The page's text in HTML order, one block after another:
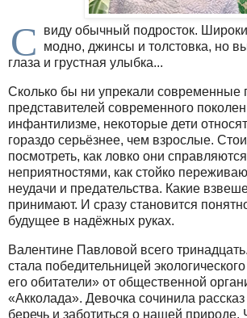
С
виду обычный подросток.
модно, джинсы и толстовка, но
глаза и грустная улыбка...
Сколько бы ни упрекали современные
представителей современного
инфантилизме, некоторые дети
гораздо серьёзнее, чем взрослые.
посмотреть, как ловко они
неприятностями, как стойко
неудачи и предательства. Какие
принимают. И сразу становится
будущее в надёжных руках.
Валентине Павловой всего
стала победительницей
его обитатели» от общественной
«Акколада». Девочка сочинила
беречь и заботиться о нашей природе.